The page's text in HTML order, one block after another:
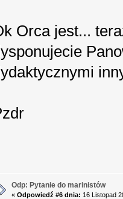
Orca jest...
Odp: Pytanie do marinistów
«Odpowiedź #6 dnia: 16 Listopad